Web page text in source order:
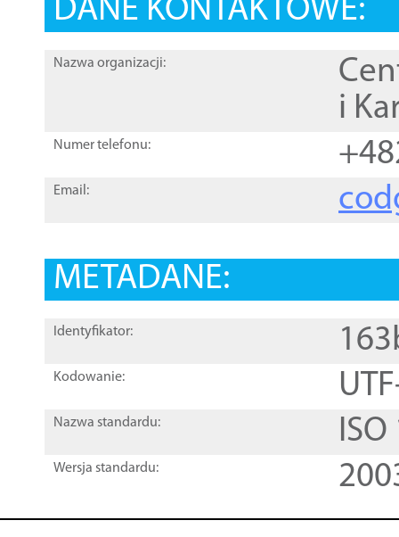
DANE KONTAKTOWE:
Nazwa organizacji:
i
Numer telefonu:
Email:
METADANE:
Identyfikator:
Kodowanie:
Nazwa standardu:
Wersja standardu: